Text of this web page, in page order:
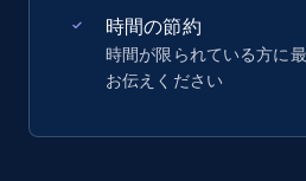
時間の節約
時間が限られている方に
お伝えください